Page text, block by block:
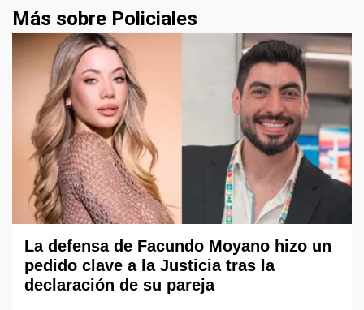
Más sobre Policiales
La defensa de Facundo Moyano hizo un
pedido clave a la Justicia tras la
declaración de su pareja